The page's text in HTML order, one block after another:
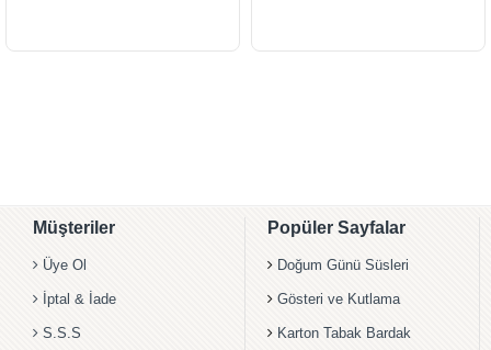
Müşteriler
Üye Ol
İptal & İade
S.S.S
Popüler Sayfalar
Doğum Günü Süsleri
Gösteri ve Kutlama
Karton Tabak Bardak